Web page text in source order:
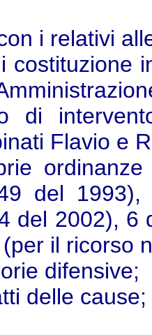
i relativi
costituzione
di
Flavio e
del
del 2002), 6
il ricorso
difensive;
delle cause;